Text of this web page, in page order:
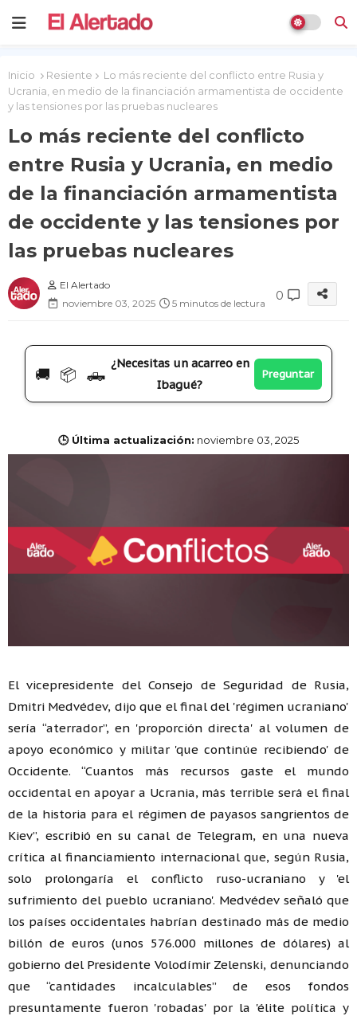
Inicio Resiente
Lo más reciente del conflicto entre Rusia y
Ucrania, en medio de la financiación armamentista de occidente
y las tensiones por las pruebas nucleares
Lo más reciente del conflicto
entre Rusia y Ucrania, en medio
de la financiación armamentista
de occidente y las tensiones por
las pruebas nucleares
El Alertado
noviembre 03, 2025
5 minutos de lectura
0
🚚 📦 🛻
¿Necesitas un acarreo en
Ibagué?
Preguntar
🕒 Última actualización: noviembre 03, 2025
El vicepresidente del Consejo de Seguridad de Rusia,
Dmitri Medvédev, dijo que el final del 'régimen ucraniano'
sería “aterrador”, en 'proporción directa' al volumen de
apoyo económico y militar 'que continúe recibiendo' de
Occidente. “Cuantos más recursos gaste el mundo
occidental en apoyar a Ucrania, más terrible será el final
de la historia para el régimen de payasos sangrientos de
Kiev”, escribió en su canal de Telegram, en una nueva
crítica al financiamiento internacional que, según Rusia,
solo prolongaría el conflicto ruso-ucraniano y 'el
sufrimiento del pueblo ucraniano'. Medvédev señaló que
los países occidentales habrían destinado más de medio
billón de euros (unos 576.000 millones de dólares) al
gobierno del Presidente Volodímir Zelenski, denunciando
que “cantidades incalculables” de esos fondos
presuntamente fueron 'robadas' por la 'élite política y